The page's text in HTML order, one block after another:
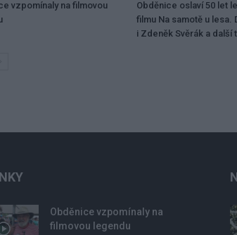
vzpomínaly na filmovou
Obděnice oslaví 50 let
filmu Na samotě u lesa.
i Zdeněk Svěrák a další
Obděnice vzpomínaly na
filmovou legendu